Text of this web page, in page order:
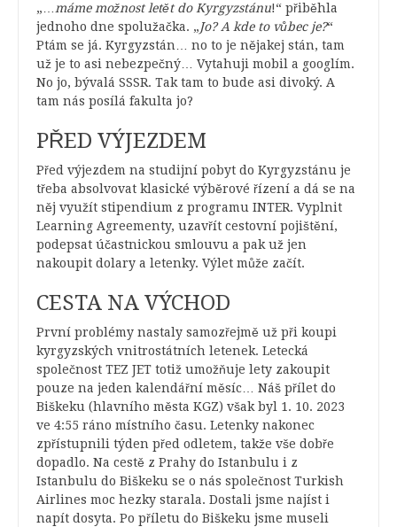
„…máme možnost letět do Kyrgyzstánu!“ přiběhla
jednoho dne spolužačka. „Jo? A kde to vůbec je?“
Ptám se já. Kyrgyzstán… no to je nějakej stán, tam
už je to asi nebezpečný… Vytahuji mobil a googlím.
No jo, bývalá SSSR. Tak tam to bude asi divoký. A
tam nás posílá fakulta jo?
PŘED VÝJEZDEM
Před výjezdem na studijní pobyt do Kyrgyzstánu je
třeba absolvovat klasické výběrové řízení a dá se na
něj využít stipendium z programu INTER. Vyplnit
Learning Agreementy, uzavřít cestovní pojištění,
podepsat účastnickou smlouvu a pak už jen
nakoupit dolary a letenky. Výlet může začít.
CESTA NA VÝCHOD
První problémy nastaly samozřejmě už při koupi
kyrgyzských vnitrostátních letenek. Letecká
společnost TEZ JET totiž umožňuje lety zakoupit
pouze na jeden kalendářní měsíc… Náš přílet do
Biškeku (hlavního města KGZ) však byl 1. 10. 2023
ve 4:55 ráno místního času. Letenky nakonec
zpřístupnili týden před odletem, takže vše dobře
dopadlo. Na cestě z Prahy do Istanbulu i z
Istanbulu do Biškeku se o nás společnost Turkish
Airlines moc hezky starala. Dostali jsme najíst i
napít dosyta. Po příletu do Biškeku jsme museli